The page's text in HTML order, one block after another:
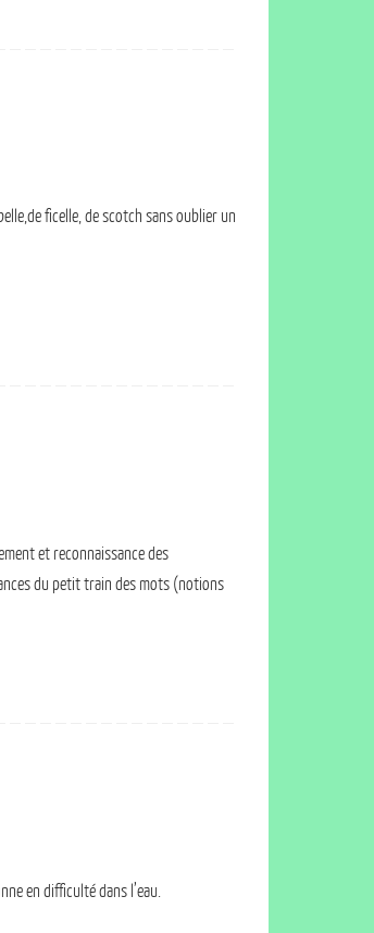
ficelle, de scotch sans oublier un
et reconnaissance des
du petit train des mots (notions
en difficulté dans l’eau.